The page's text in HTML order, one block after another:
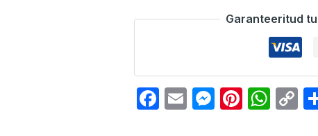
Garanteeritud
Facebook
Email